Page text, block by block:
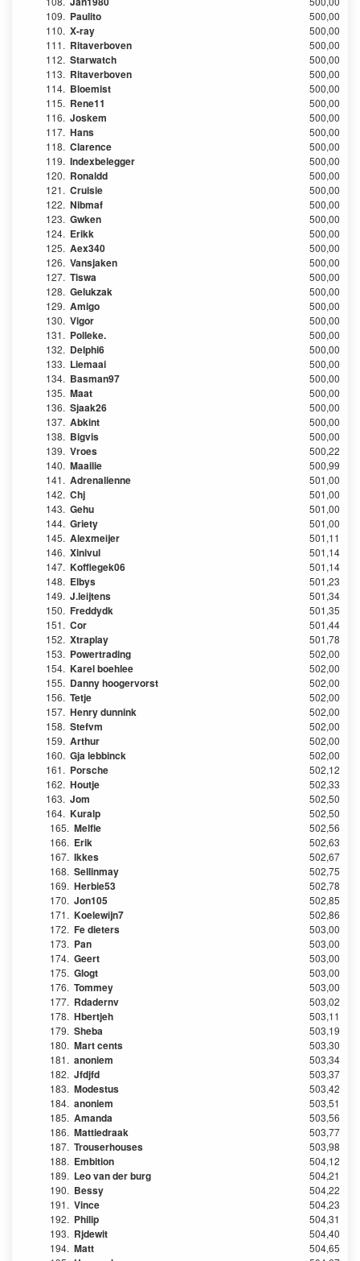
109. Paulito
500,00
110. X-ray
500,00
111. Ritaverboven
500,00
112. Starwatch
500,00
113. Ritaverboven
500,00
114. Bloemist
500,00
115. Rene11
500,00
116. Joskem
500,00
117. Hans
500,00
118. Clarence
500,00
119. Indexbelegger
500,00
120. Ronaldd
500,00
121. Cruisie
500,00
122. Nibmaf
500,00
123. Gwken
500,00
124. Erikk
500,00
125. Aex340
500,00
126. Vansjaken
500,00
127. Tiswa
500,00
128. Gelukzak
500,00
129. Amigo
500,00
130. Vigor
500,00
131. Polleke.
500,00
132. Delphi6
500,00
133. Liemaai
500,00
134. Basman97
500,00
135. Maat
500,00
136. Sjaak26
500,00
137. Abkint
500,00
138. Bigvis
500,00
139. Vroes
500,22
140. Maailie
500,99
141. Adrenalienne
501,00
142. Chj
501,00
143. Gehu
501,00
144. Griety
501,00
145. Alexmeijer
501,11
146. Xinivul
501,14
147. Koffiegek06
501,14
148. Elbys
501,23
149. J.leijtens
501,34
150. Freddydk
501,35
151. Cor
501,44
152. Xtraplay
501,78
153. Powertrading
502,00
154. Karel boehlee
502,00
155. Danny hoogervorst
502,00
156. Tetje
502,00
157. Henry dunnink
502,00
158. Stefvm
502,00
159. Arthur
502,00
160. Gja lebbinck
502,00
161. Porsche
502,12
162. Houtje
502,33
163. Jom
502,50
164. Kuralp
502,50
165. Melfie
502,56
166. Erik
502,63
167. Ikkes
502,67
168. Sellinmay
502,75
169. Herbie53
502,78
170. Jon105
502,85
171. Koelewijn7
502,86
172. Fe dieters
503,00
173. Pan
503,00
174. Geert
503,00
175. Glogt
503,00
176. Tommey
503,00
177. Rdadernv
503,02
178. Hbertjeh
503,11
179. Sheba
503,19
180. Mart cents
503,30
181. anoniem
503,34
182. Jfdjfd
503,37
183. Modestus
503,42
184. anoniem
503,51
185. Amanda
503,56
186. Mattiedraak
503,77
187. Trouserhouses
503,98
188. Embition
504,12
189. Leo van der burg
504,21
190. Bessy
504,22
191. Vince
504,23
192. Philip
504,31
193. Rjdewit
504,40
194. Matt
504,65